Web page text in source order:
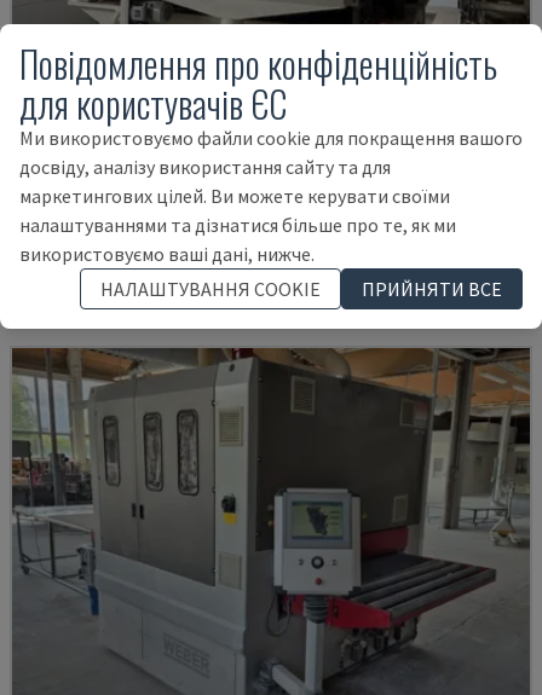
BSG2613C
LINGI JIANZHONG - ЛЕНТОЧНАЯ ШЛИФОВАЛЬНАЯ МАШИНА
ПОЛЬЩА 2019
78.000 €
Повідомлення про конфіденційність
для користувачів ЄС
Ми використовуємо файли cookie для покращення вашого
досвіду, аналізу використання сайту та для
маркетингових цілей. Ви можете керувати своїми
налаштуваннями та дізнатися більше про те, як ми
використовуємо ваші дані, нижче.
НАЛАШТУВАННЯ COOKIE
ПРИЙНЯТИ ВСЕ